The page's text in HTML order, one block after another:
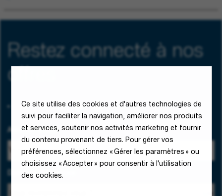
Ce site utilise des cookies et d'autres technologies de
suivi pour faciliter la navigation, améliorer nos produits
et services, soutenir nos activités marketing et fournir
du contenu provenant de tiers. Pour gérer vos
préférences, sélectionnez « Gérer les paramètres » ou
choisissez « Accepter » pour consentir à l'utilisation
des cookies.
Restez connecté à nos
offres
Adresse e-mail
Domaine d'expertise